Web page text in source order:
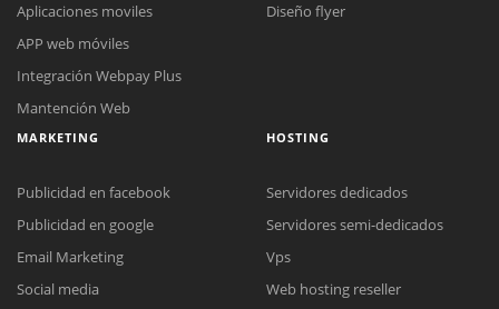
Reunión online
Aplicaciones moviles
APP web móviles
Integración Webpay Plus
Mantención Web
Diseño flyer
MARKETING
Publicidad en facebook
Publicidad en google
Email Marketing
Social media
HOSTING
Servidores dedicados
Servidores semi-dedicados
Vps
Web hosting reseller